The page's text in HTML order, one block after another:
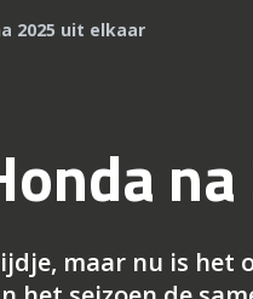
2025 uit elkaar
maar nu is het